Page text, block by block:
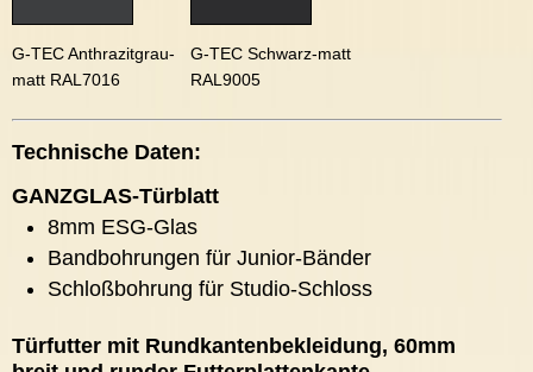
G-TEC Anthrazitgrau-
matt RAL7016
G-TEC Schwarz-matt
RAL9005
Technische Daten:
GANZGLAS-Türblatt
8mm ESG-Glas
Bandbohrungen für Junior-Bänder
Schloßbohrung für Studio-Schloss
Türfutter mit Rundkantenbekleidung, 60mm